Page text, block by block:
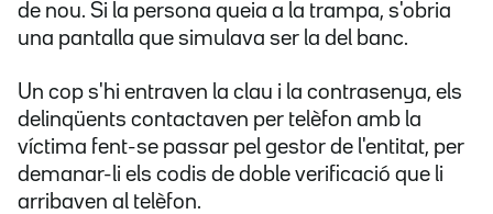
de nou. Si la persona queia a la trampa, s'obria
una pantalla que simulava ser la del banc.
Un cop s'hi entraven la clau i la contrasenya, els
delinqüents contactaven per telèfon amb la
víctima fent-se passar pel gestor de l'entitat, per
demanar-li els codis de doble verificació que li
arribaven al telèfon.